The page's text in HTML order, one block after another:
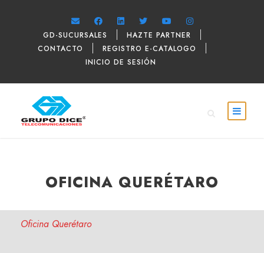
GD-SUCURSALES
HAZTE PARTNER
CONTACTO
REGISTRO E-CATALOGO
INICIO DE SESIÓN
OFICINA QUERÉTARO
Oficina Querétaro